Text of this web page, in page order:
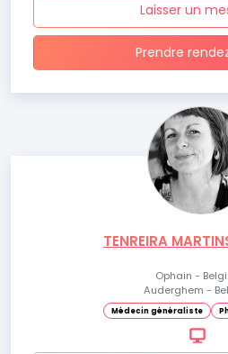
Laisser un
Prendre
TENREIRA
Ophain -
Auderghem -
Médecin généraliste